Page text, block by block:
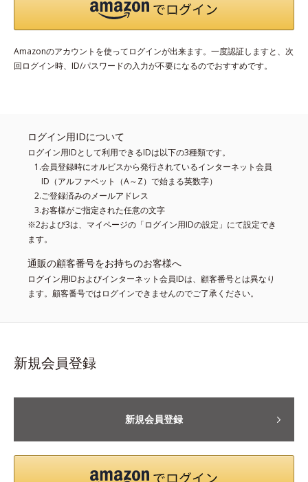
Amazonのアカウントを使ってログインが出来ます。一度認証しますと、次
回ログイン時、ID/パスワードの入力が不要になるのでおすすめです。
ログイン用IDについて
ログイン用IDとして利用できるIDは以下の3種類です。
会員登録時にオルビスから発行されているインターネット会員
ID（アルファベット（A～Z）で始まる英数字）
ご登録済みのメールアドレス
お客様がご指定された任意の文字
※2および3は、マイページの「ログイン用IDの設定」にて設定でき
ます。
通販の顧客番号をお持ちのお客様へ
ログイン用IDおよびインターネット会員IDは、顧客番号とは異なり
ます。顧客番号ではログインできませんのでご了承ください。
新規会員登録
新規会員登録